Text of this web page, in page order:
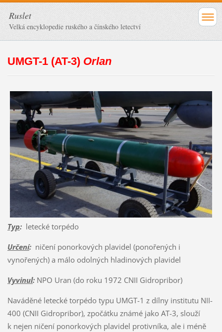
Ruslet
Velká encyklopedie ruského a čínského letectví
UMGT-1 (AT-3) Orlan
Typ:letecké torpédo
Určení:ničení ponorkových plavidel (ponořených i
vynořených) a málo odolných hladinových plavidel
Vyvinul:NPO Uran (do roku 1972 CNII Gidropribor)
Naváděné letecké torpédo typu UMGT-1 z dílny institutu NII-
400 (CNII Gidropribor), zpočátku známé jako AT-3, slouží
k nejen ničení ponorkových plavidel protivníka, ale i méně